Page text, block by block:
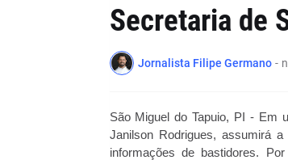
Secretaria de
Jornalista Filipe Germano -
São Miguel do Tapuio, PI - Em
Janilson Rodrigues, assumirá
informações de bastidores.